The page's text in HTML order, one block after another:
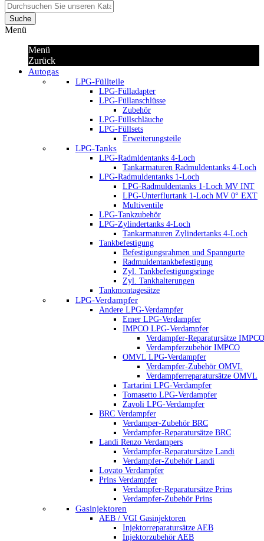
Suche
Menü
Menü
Zurück
Autogas
LPG-Füllteile
LPG-Fülladapter
LPG-Füllanschlüsse
Zubehör
LPG-Füllschläuche
LPG-Füllsets
Erweiterungsteile
LPG-Tanks
LPG-Radmldentanks 4-Loch
Tankarmaturen Radmuldentanks 4-Loch
LPG-Radmuldentanks 1-Loch
LPG-Radmuldentanks 1-Loch MV INT
LPG-Unterflurtank 1-Loch MV 0° EXT
Multiventile
LPG-Tankzubehör
LPG-Zylindertanks 4-Loch
Tankarmaturen Zylindertanks 4-Loch
Tankbefestigung
Befestigungsrahmen und Spanngurte
Radmuldentankbefestigung
Zyl. Tankbefestigungsringe
Zyl. Tankhalterungen
Tankmontagesätze
LPG-Verdampfer
Andere LPG-Verdampfer
Emer LPG-Verdampfer
IMPCO LPG-Verdampfer
Verdampfer-Reparatursätze IMPCO
Verdampferzubehör IMPCO
OMVL LPG-Verdampfer
Verdampfer-Zubehör OMVL
Verdampferreparatursätze OMVL
Tartarini LPG-Verdampfer
Tomasetto LPG-Verdampfer
Zavoli LPG-Verdampfer
BRC Verdampfer
Verdamper-Zubehör BRC
Verdampfer-Reparatursätze BRC
Landi Renzo Verdampers
Verdampfer-Reparatursätze Landi
Verdampfer-Zubehör Landi
Lovato Verdampfer
Prins Verdampfer
Verdampfer-Reparatursätze Prins
Verdampfer-Zubehör Prins
Gasinjektoren
AEB / VGI Gasinjektoren
Injektorreparatursätze AEB
Injektorzubehör AEB